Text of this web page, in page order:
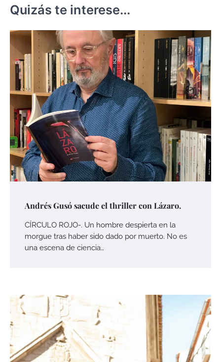
Quizás te interese...
Andrés Gusó sacude el thriller con Lázaro.
CÍRCULO ROJO-. Un hombre despierta en la
morgue tras haber sido dado por muerto. No es
una escena de ciencia…